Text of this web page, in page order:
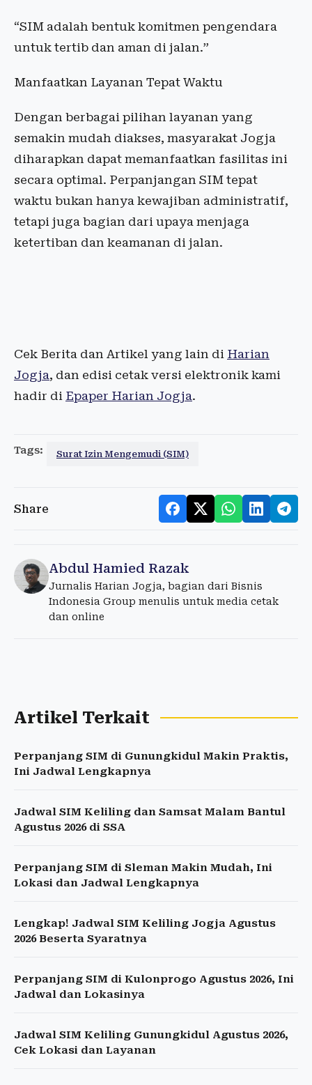
“SIM adalah bentuk komitmen pengendara
untuk tertib dan aman di jalan.”
Manfaatkan Layanan Tepat Waktu
Dengan berbagai pilihan layanan yang
semakin mudah diakses, masyarakat Jogja
diharapkan dapat memanfaatkan fasilitas ini
secara optimal. Perpanjangan SIM tepat
waktu bukan hanya kewajiban administratif,
tetapi juga bagian dari upaya menjaga
ketertiban dan keamanan di jalan.
Cek Berita dan Artikel yang lain di Harian
Jogja, dan edisi cetak versi elektronik kami
hadir di Epaper Harian Jogja.
Tags: Surat Izin Mengemudi (SIM)
Share
Abdul Hamied Razak
Jurnalis Harian Jogja, bagian dari Bisnis
Indonesia Group menulis untuk media cetak
dan online
Artikel Terkait
Perpanjang SIM di Gunungkidul Makin Praktis,
Ini Jadwal Lengkapnya
Jadwal SIM Keliling dan Samsat Malam Bantul
Agustus 2026 di SSA
Perpanjang SIM di Sleman Makin Mudah, Ini
Lokasi dan Jadwal Lengkapnya
Lengkap! Jadwal SIM Keliling Jogja Agustus
2026 Beserta Syaratnya
Perpanjang SIM di Kulonprogo Agustus 2026, Ini
Jadwal dan Lokasinya
Jadwal SIM Keliling Gunungkidul Agustus 2026,
Cek Lokasi dan Layanan